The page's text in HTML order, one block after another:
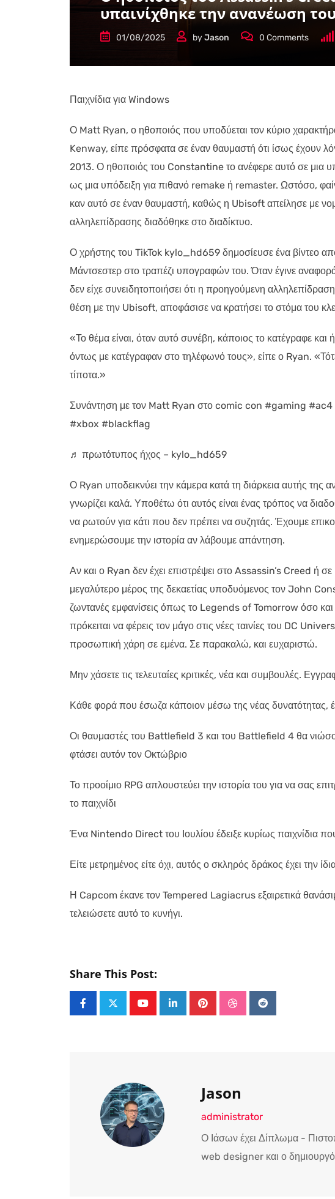
υπαινίχθηκε την ανανέωση
01/08/2025 byJason 0 Comments
Παιχνίδια για Windows
Ο Matt Ryan, ο ηθοποιός που υποδύεται τον κύριο
Kenway, είπε πρόσφατα σε έναν θαυμαστή ότι ίσως έχουν
2013. Ο ηθοποιός του Constantine το ανέφερε αυτό σε μια
ως μια υπόδειξη για πιθανό remake ή remaster. Ωστόσο,
καν αυτό σε έναν θαυμαστή, καθώς η Ubisoft απείλησε με
αλληλεπίδρασης διαδόθηκε στο διαδίκτυο.
Ο χρήστης του TikTok kylo_hd659 δημοσίευσε ένα βίντεο
Μάντσεστερ στο τραπέζι υπογραφών του. Όταν έγινε
δεν είχε συνειδητοποιήσει ότι η προηγούμενη
θέση με την Ubisoft, αποφάσισε να κρατήσει το στόμα του
«Το θέμα είναι, όταν αυτό συνέβη, κάποιος το κατέγραφε και
όντως με κατέγραφαν στο τηλέφωνό τους», είπε ο Ryan.
τίποτα.»
Συνάντηση με τον Matt Ryan στο comic con #gaming
#xbox #blackflag
♬ πρωτότυπος ήχος – kylo_hd659
Ο Ryan υποδεικνύει την κάμερα κατά τη διάρκεια αυτής της
γνωρίζει καλά. Υποθέτω ότι αυτός είναι ένας τρόπος να
να ρωτούν για κάτι που δεν πρέπει να συζητάς. Έχουμε
ενημερώσουμε την ιστορία αν λάβουμε απάντηση.
Αν και ο Ryan δεν έχει επιστρέψει στο Assassin’s Creed ή
μεγαλύτερο μέρος της δεκαετίας υποδυόμενος τον John
ζωντανές εμφανίσεις όπως το Legends of Tomorrow όσο και
πρόκειται να φέρεις τον μάγο στις νέες ταινίες του DC
προσωπική χάρη σε εμένα. Σε παρακαλώ, και ευχαριστώ.
Μην χάσετε τις τελευταίες κριτικές, νέα και συμβουλές.
Κάθε φορά που έσωζα κάποιον μέσω της νέας δυνατότητας,
Οι θαυμαστές του Battlefield 3 και του Battlefield 4 θα
φτάσει αυτόν τον Οκτώβριο
Το προοίμιο RPG απλουστεύει την ιστορία του για να σας
το παιχνίδι
Ένα Nintendo Direct του Ιουλίου έδειξε κυρίως παιχνίδια
Είτε μετρημένος είτε όχι, αυτός ο σκληρός δράκος έχει την
Η Capcom έκανε τον Tempered Lagiacrus εξαιρετικά
τελειώσετε αυτό το κυνήγι.
Share This Post:
LinkedInPinterestStumbleUpon
Reddit
Jason
administrator
Ο Ιάσων έχει Δίπλωμα -
web designer και ο